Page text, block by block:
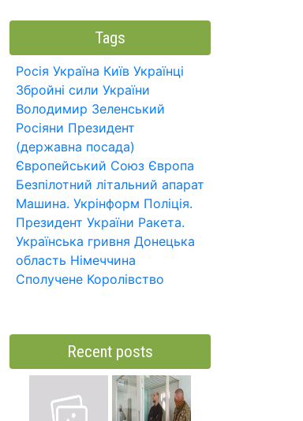
Tags
Росія Україна Київ Українці
Збройні сили України
Володимир Зеленський
Росіяни Президент
(державна посада)
Європейський Союз Європа
Безпілотний літальний апарат
Машина. Укрінформ Поліція.
Президент України Ракета.
Українська гривня Донецька
область Німеччина
Сполучене Королівство
Recent posts